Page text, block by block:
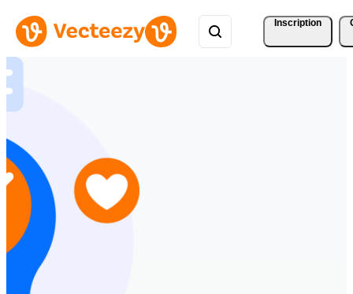
Inscription